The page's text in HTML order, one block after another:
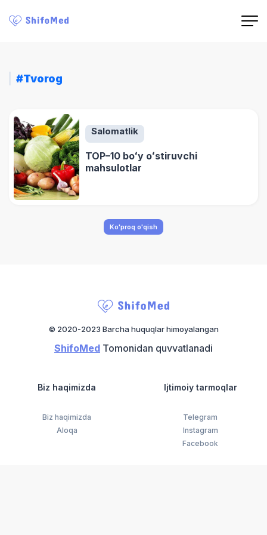
#Tvorog
Salomatlik
TOP–10 boʻy oʻstiruvchi
mahsulotlar
Ko'proq o'qish
© 2020-2023 Barcha huquqlar himoyalangan
ShifoMed Tomonidan quvvatlanadi
Biz haqimizda
Biz haqimizda
Aloqa
Ijtimoiy tarmoqlar
Telegram
Instagram
Facebook